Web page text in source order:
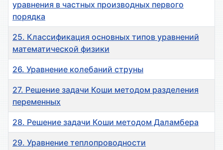
уравнения в частных производных первого
порядка
25. Классификация основных типов уравнений
математической физики
26. Уравнение колебаний струны
27. Решение задачи Коши методом разделения
переменных
28. Решение задачи Коши методом Даламбера
29. Уравнение теплопроводности